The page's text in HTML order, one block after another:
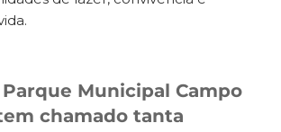
Municipal Campo
chamado tanta